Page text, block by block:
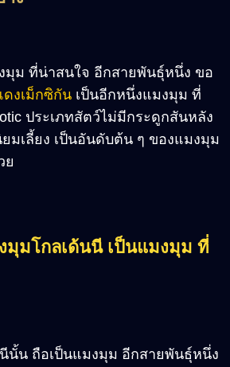
มุม ที่น่าสนใจ อีกสายพันธุ์หนึ่ง ขอ
งเม็กซิกัน เป็นอีกหนึ่งแมงมุม ที่
ประเภทสัตว์ไม่มีกระดูกสันหลัง
มเลี้ยง เป็นอันดับต้น ๆ ของแมงมุม
ย
มุมโกลเด้นนี เป็นแมงมุม ที่
นั้น ถือเป็นแมงมุม อีกสายพันธุ์หนึ่ง